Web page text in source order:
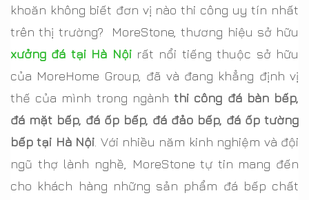
Lý Do Nên Thi Công Đá Bàn Bếp
khoăn không biết đơn vị nào thi công uy tín nhất
trên thị trường? MoreStone, thương hiệu sở hữu
xưởng đá tại Hà Nộirất nổi tiếng thuộc sở hữu
của MoreHome Group, đã và đang khẳng định vị
thế của mình trong ngànhthi công đá bàn bếp,
đá mặt bếp, đá ốp bếp, đá đảo bếp, đá ốp tường
bếp tại Hà Nội . Với nhiều năm kinh nghiệm và đội
ngũ thợ lành nghề, MoreStone tự tin mang đến
cho khách hàng những sản phẩm đá bếp chất